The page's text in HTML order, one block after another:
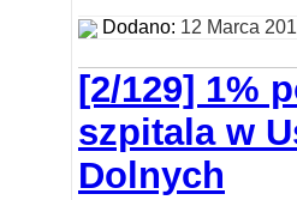
Dodano: 12 Marca
[2/129] 1%
szpitala w
Dolnych